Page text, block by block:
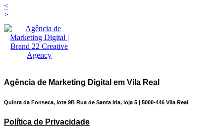
<
>
Agência de Marketing Digital em Vila Real
Quinta da Fonseca, lote 9B Rua de Santa Iria, loja 5 | 5000-446 Vila Real
Política de Privacidade